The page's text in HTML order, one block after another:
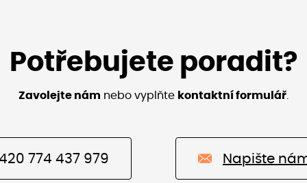
Potřebujete poradit?
Zavolejte nám nebo vyplňte kontaktní formulář.
774 437 979 Napište